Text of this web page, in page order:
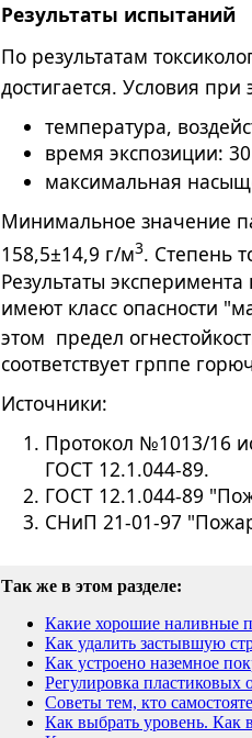
Результаты испытаний
По результатам
достигается. Условия при
температура,
время экспозиции:
максимальная
Минимальное значение
158,5±14,9 г/м3. Степень
Результаты
имеют класс опасности
этом предел
соответствует грппе
Источники:
Протокол №1013/16
ГОСТ 12.1.044-89.
ГОСТ 12.1.044-89
СНиП 21-01-97
Так же в этом разделе:
Какие хорошие наливные
Как удалить застывшую
Как устроено наземное
Регулировка пластиковых
Советы тем, кто
Как выбрать уровень. Как